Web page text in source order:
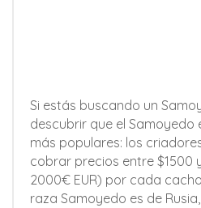
Si estás buscando un
descubrir que el Samoyedo
más populares: los
cobrar precios entre $1500
2000€ EUR) por cada
raza Samoyedo es de